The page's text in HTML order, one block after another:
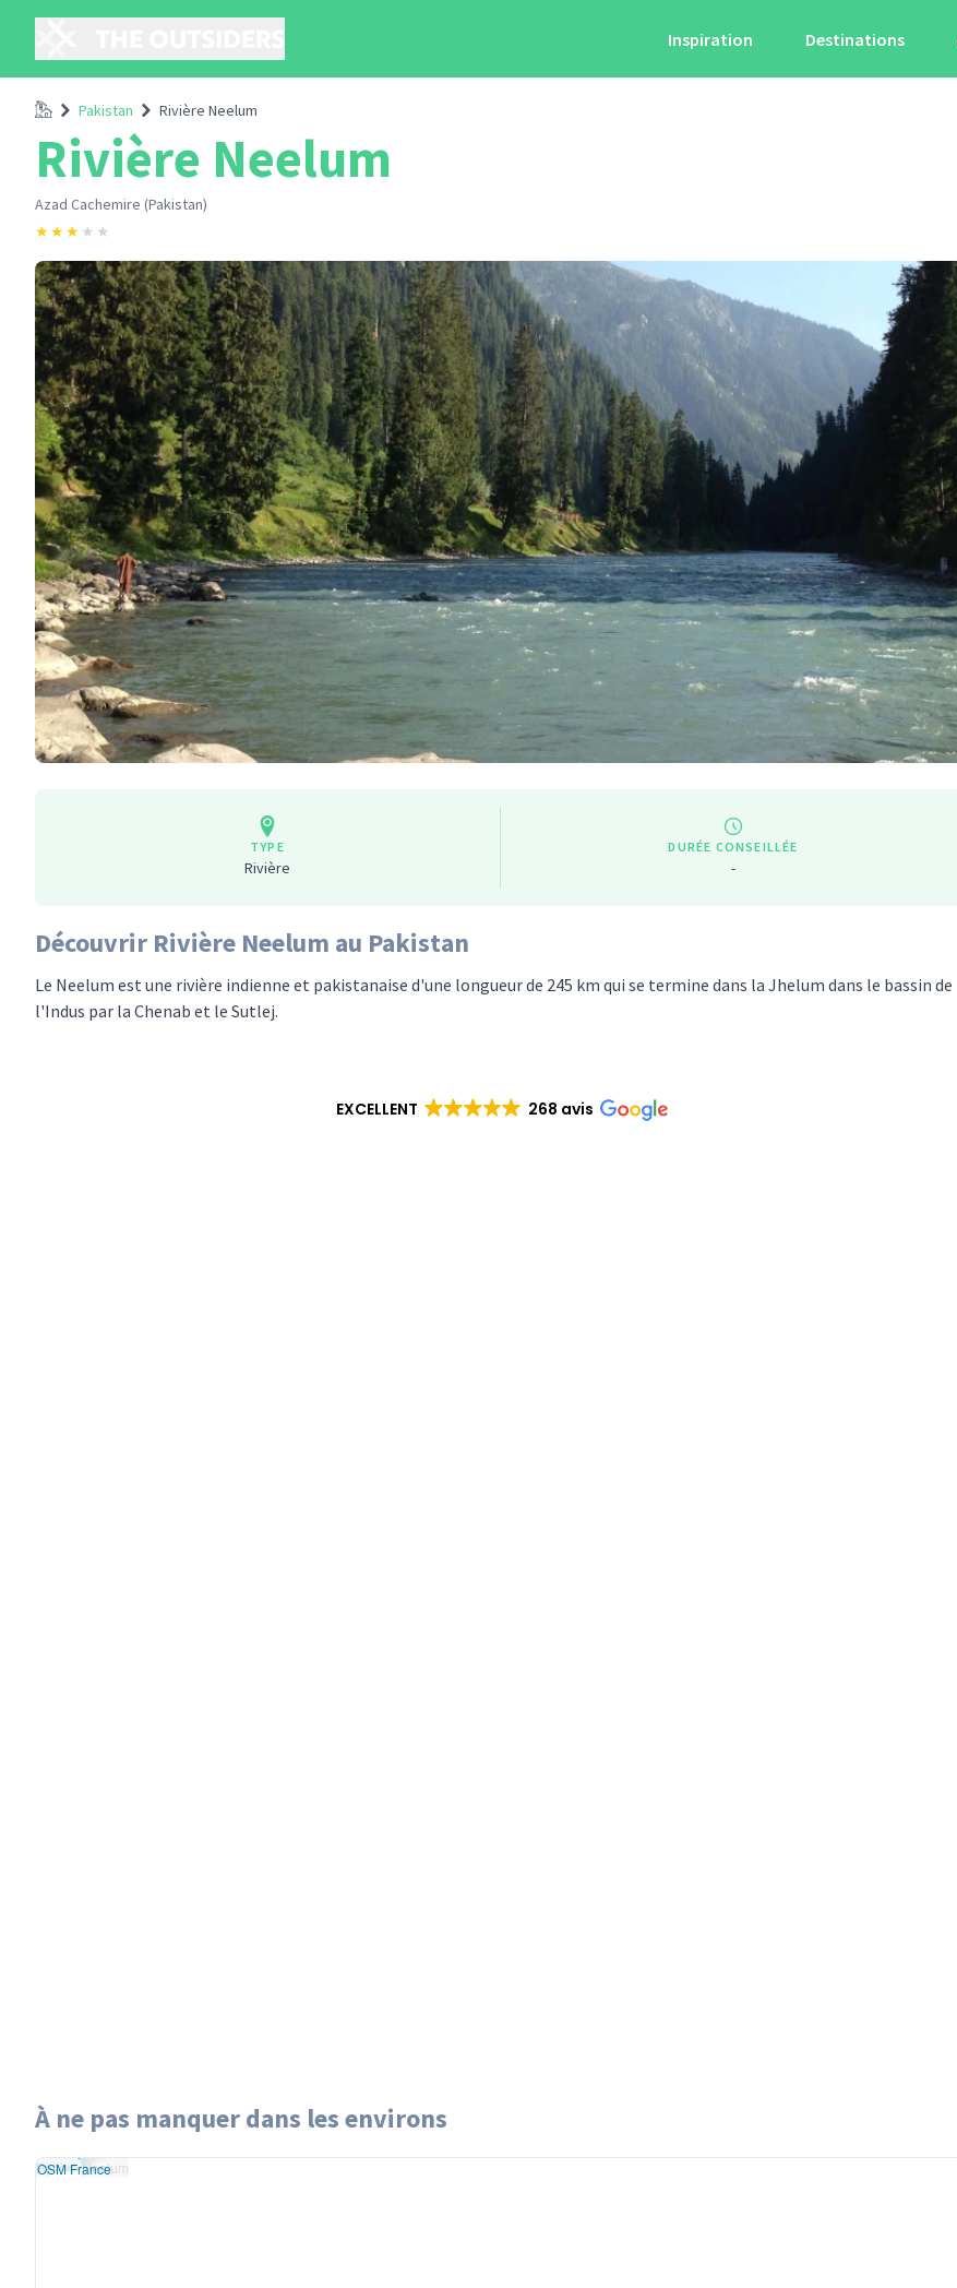
Inspiration Destinations
AccueilPakistan Rivière Neelum
Rivière Neelum
Azad Cachemire (Pakistan)
★★★ ★ ★
TYPE
Rivière
DURÉE CONSEILLÉE
-
Découvrir Rivière Neelum au Pakistan
Le Neelum est une rivière indienne et pakistanaise d'une longueur de 245 km qui se termine dans la Jhelum dans le bassin de
l'Indus par la Chenab et le Sutlej.
EXCELLENT 268 avis
À ne pas manquer dans les environs
Rivière Neelum
Leaflet données ©
OSM France
Rivière Neelum